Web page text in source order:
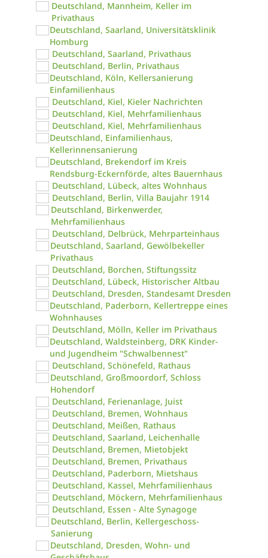
Deutschland, Mannheim, Keller im
Privathaus
Deutschland, Saarland, Universitätsklinik
Homburg
Deutschland, Saarland, Privathaus
Deutschland, Berlin, Privathaus
Deutschland, Köln, Kellersanierung
Einfamilienhaus
Deutschland, Kiel, Kieler Nachrichten
Deutschland, Kiel, Mehrfamilienhaus
Deutschland, Kiel, Mehrfamilienhaus
Deutschland, Einfamilienhaus,
Kellerinnensanierung
Deutschland, Brekendorf im Kreis
Rendsburg-Eckernförde, altes Bauernhaus
Deutschland, Lübeck, altes Wohnhaus
Deutschland, Berlin, Villa Baujahr 1914
Deutschland, Birkenwerder,
Mehrfamilienhaus
Deutschland, Delbrück, Mehrparteinhaus
Deutschland, Saarland, Gewölbekeller
Privathaus
Deutschland, Borchen, Stiftungssitz
Deutschland, Lübeck, Historischer Altbau
Deutschland, Dresden, Standesamt Dresden
Deutschland, Paderborn, Kellertreppe eines
Wohnhauses
Deutschland, Mölln, Keller im Privathaus
Deutschland, Waldsteinberg, DRK Kinder-
und Jugendheim "Schwalbennest"
Deutschland, Schönefeld, Rathaus
Deutschland, Großmoordorf, Schloss
Hohendorf
Deutschland, Ferienanlage, Juist
Deutschland, Bremen, Wohnhaus
Deutschland, Meißen, Rathaus
Deutschland, Saarland, Leichenhalle
Deutschland, Bremen, Mietobjekt
Deutschland, Bremen, Privathaus
Deutschland, Paderborn, Mietshaus
Deutschland, Kassel, Mehrfamilienhaus
Deutschland, Möckern, Mehrfamilienhaus
Deutschland, Essen - Alte Synagoge
Deutschland, Berlin, Kellergeschoss-
Sanierung
Deutschland, Dresden, Wohn- und